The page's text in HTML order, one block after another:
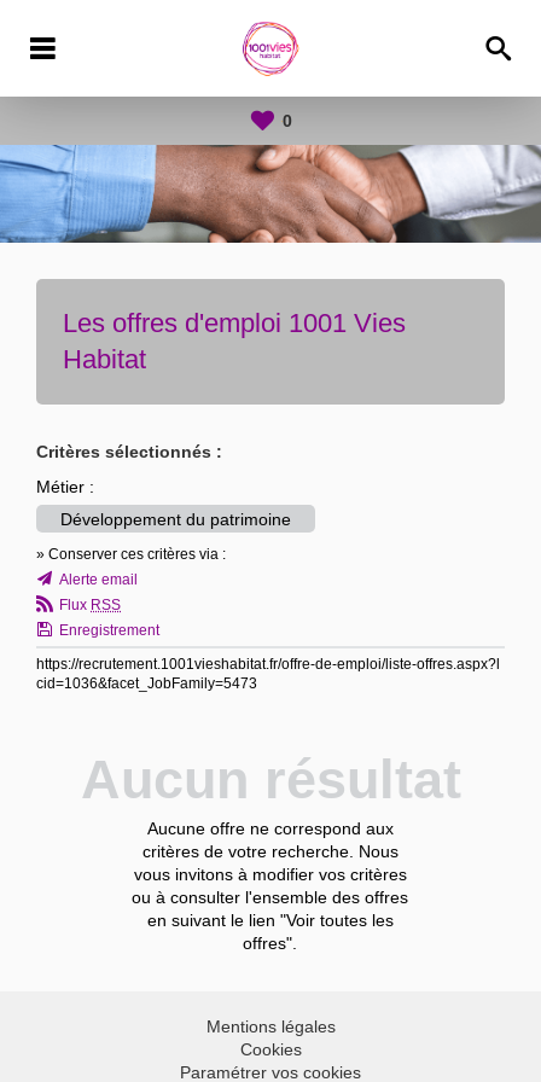
0
Les offres d'emploi 1001 Vies
Habitat
Critères sélectionnés :
Métier :
Développement du patrimoine
» Conserver ces critères via :
Alerte email
Flux RSS
Enregistrement
https://recrutement.1001vieshabitat.fr/offre-de-emploi/liste-offres.aspx?l
cid=1036&facet_JobFamily=5473
Aucun résultat
Aucune offre ne correspond aux
critères de votre recherche. Nous
vous invitons à modifier vos critères
ou à consulter l'ensemble des offres
en suivant le lien "Voir toutes les
offres".
Mentions légales
Cookies
Paramétrer vos cookies